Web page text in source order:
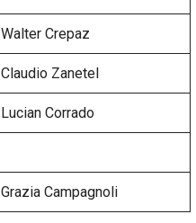
Walter Crepaz
Claudio Zanetel
Lucian Corrado
Grazia Campagnoli